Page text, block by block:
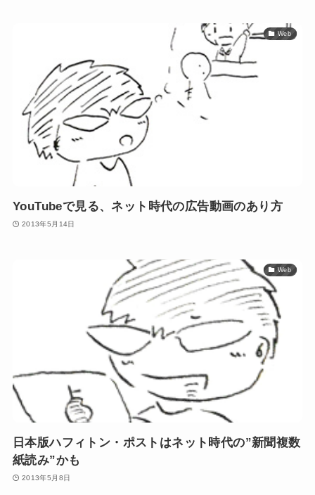
Web
YouTubeで見る、ネット時代の広告動画のあり方
2013年5月14日
Web
日本版ハフィトン・ポストはネット時代の”新聞複数
紙読み”かも
2013年5月8日